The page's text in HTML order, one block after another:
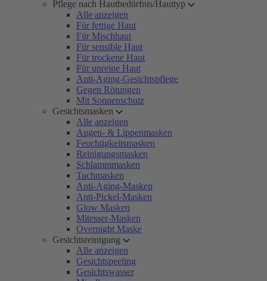
Pflege nach Hautbedürfnis/Hauttyp
Alle anzeigen
Für fettige Haut
Für Mischhaut
Für sensible Haut
Für trockene Haut
Für unreine Haut
Anti-Aging-Gesichtspflege
Gegen Rötungen
Mit Sonnenschutz
Gesichtsmasken
Alle anzeigen
Augen- & Lippenmasken
Feuchtigkeitsmasken
Reinigungsmasken
Schlammmasken
Tuchmasken
Anti-Aging-Masken
Anti-Pickel-Masken
Glow Masken
Mitesser-Masken
Overnight Maske
Gesichtsreinigung
Alle anzeigen
Gesichtspeeling
Gesichtswasser